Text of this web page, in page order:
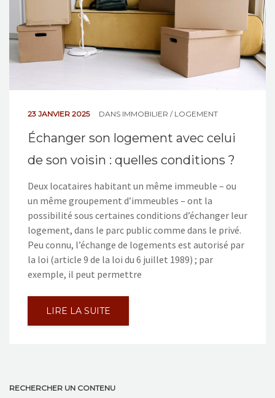
23 JANVIER 2025 DANS IMMOBILIER / LOGEMENT
Échanger son logement avec celui
de son voisin : quelles conditions ?
Deux locataires habitant un même immeuble – ou
un même groupement d’immeubles – ont la
possibilité sous certaines conditions d’échanger leur
logement, dans le parc public comme dans le privé.
Peu connu, l’échange de logements est autorisé par
la loi (article 9 de la loi du 6 juillet 1989) ; par
exemple, il peut permettre
LIRE LA SUITE
RECHERCHER UN CONTENU